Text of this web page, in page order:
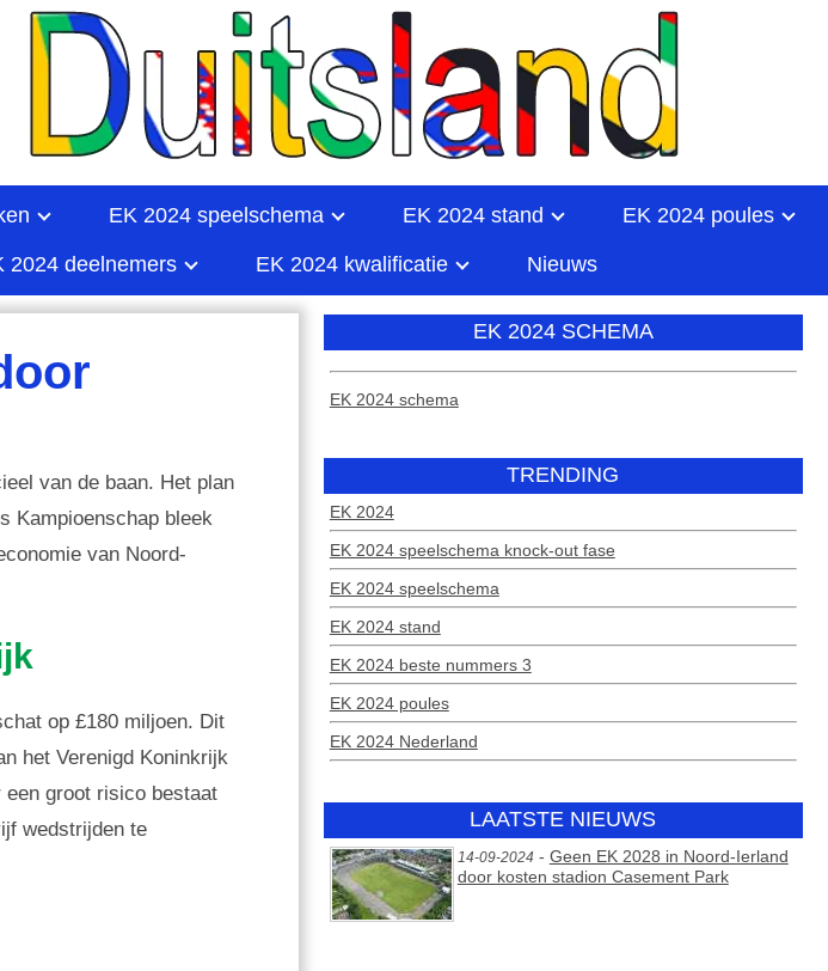
EK 2024 speelschema EK 2024 stand EK 2024 poules
2024 deelnemers EK 2024 kwalificatie Nieuws
van de baan. Het plan
Kampioenschap bleek
van Noord-
op £180 miljoen. Dit
het Verenigd Koninkrijk
groot risico bestaat
wedstrijden te
EK 2024 SCHEMA
EK 2024 schema
TRENDING
EK 2024
EK 2024 speelschema knock-out fase
EK 2024 speelschema
EK 2024 stand
EK 2024 beste nummers 3
EK 2024 poules
EK 2024 Nederland
LAATSTE NIEUWS
14-09-2024 - Geen EK 2028 in Noord-Ierland
door kosten stadion Casement Park